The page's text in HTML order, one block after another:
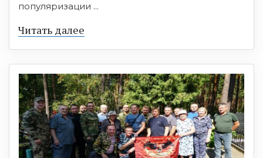
популяризации ...
Читать далее